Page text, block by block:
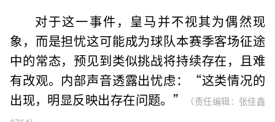
对于这一事件，皇马并不视其为偶然现
象，而是担忧这可能成为球队本赛季客场征途
中的常态，预见到类似挑战将持续存在，且难
有改观。内部声音透露出忧虑：“这类情况的
出现，明显反映出存在问题。”
（责任编辑：张佳鑫